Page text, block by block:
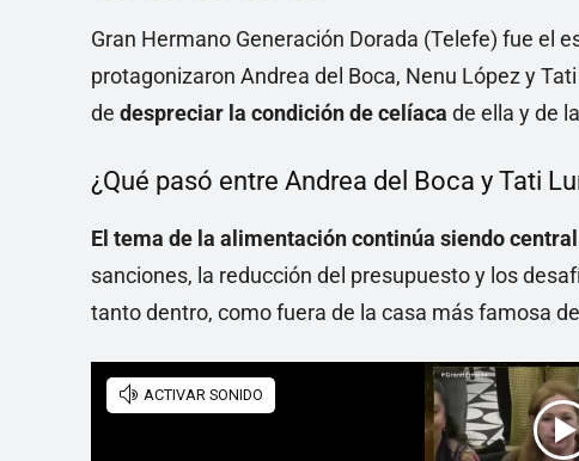
Gran Hermano Generación Dorada (Telefe) fue el
protagonizaron Andrea del Boca, Nenu López y
de despreciar la condición de celíaca de ella y de
¿Qué pasó entre Andrea del Boca y Tati
El tema de la alimentación continúa siendo
sanciones, la reducción del presupuesto y los
tanto dentro, como fuera de la casa más famosa